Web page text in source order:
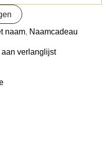
naam, Naamcadeau
verlanglijst